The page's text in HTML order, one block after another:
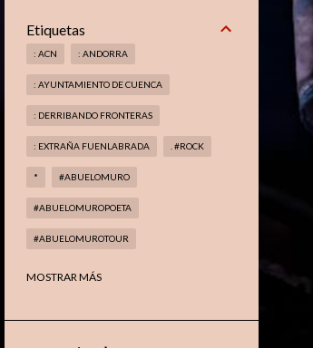
Etiquetas
: ACN : ANDORRA
: AYUNTAMIENTO DE CUENCA
: DERRIBANDO FRONTERAS
: EXTRAÑA FUENLABRADA . #ROCK
* #ABUELOMURO
#ABUELOMUROPOETA
#ABUELOMUROTOUR
#ABUELOMUROTROVADOR
MOSTRAR MÁS